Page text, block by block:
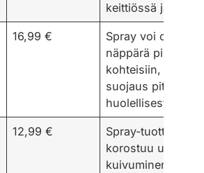
keittiössä ja
16,99 €
Spray voi olla
näppärä pieniin
kohteisiin, mutta
suojaus pitää
huolellisesti
12,99 €
Spray-tuotteissa
korostuu usein
kuivuminen